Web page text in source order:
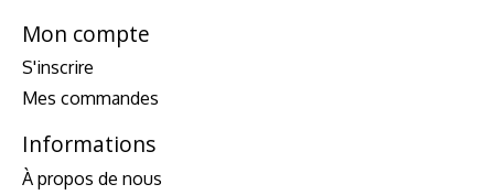
Mon compte
S'inscrire
Mes commandes
Informations
À propos de nous